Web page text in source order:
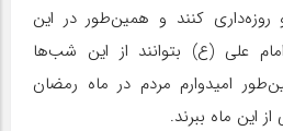
روزه‌داری کنند و همین‌طور در این
علی (ع) بتوانند از این شب‌ها
امیدوارم مردم در ماه رمضان
این ماه ببرند.